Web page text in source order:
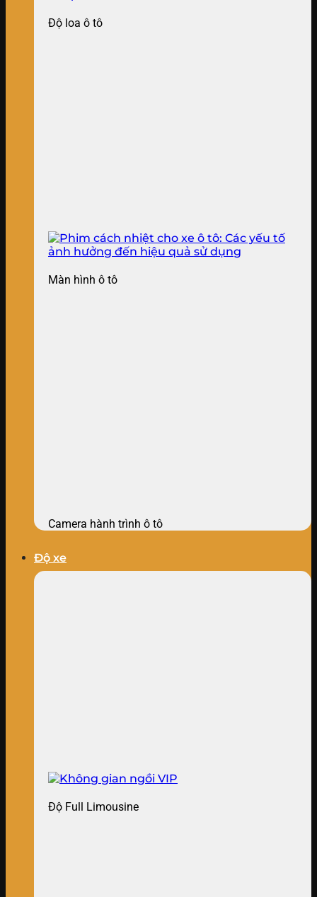
Độ loa ô tô
Màn hình ô tô
Camera hành trình ô tô
Độ xe
Độ Full Limousine